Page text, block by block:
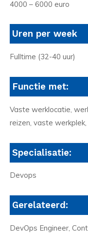
4000 – 6000 euro
Uren per week
Fulltime (32-40 uur)
Functie met:
Vaste werklocatie,
reizen, vaste
Specialisatie:
Devops
Gerelateerd:
DevOps Engineer,